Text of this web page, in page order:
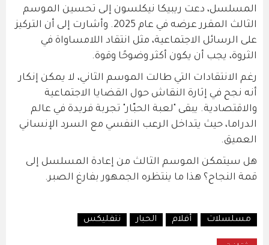
المسلسل، دعت ريبيكا نيكلسون إلى تحسين الموسم
الثالث المقرر عرضه في عام 2025. وأشارت إلى أن التركيز
على الرسائل الاجتماعية، مثل انتقاد اللامساواة في
الثروة، يجب أن يكون أكثر وضوحًا وقوة.
رغم الانتقادات التي طالت الموسم الثاني، لا يمكن إنكار
أنه نجح في إثارة النقاش حول القضايا الاجتماعية
والاقتصادية. يبقى "لعبة الحبّار" تجربة فريدة في عالم
الدراما، حيث يتداخل الرعب النفسي مع السرد الإنساني
العميق.
هل سيتمكن الموسم الثالث من إعادة المسلسل إلى
قمة النجاح؟ هذا ما ينتظره الجمهور بفارغ الصبر.
مسلسلات أفلام الحبار نتفليكس